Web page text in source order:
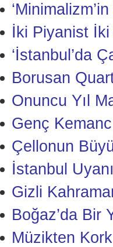
İki Piyanist
‘İstanbul’da
Borusan
Onuncu Yıl
Genç
Çellonun
İstanbul
Gizli
Boğaz’da Bir
Müzikten